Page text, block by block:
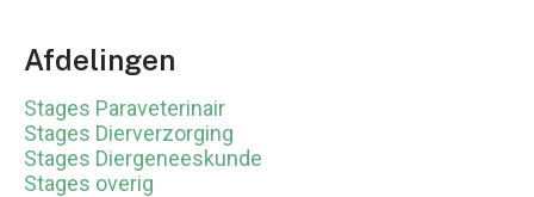
Afdelingen
Stages Paraveterinair
Stages Dierverzorging
Stages Diergeneeskunde
Stages overig